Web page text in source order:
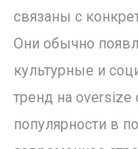
связаны с
Они обычно
культурные и
тренд на
популярности в